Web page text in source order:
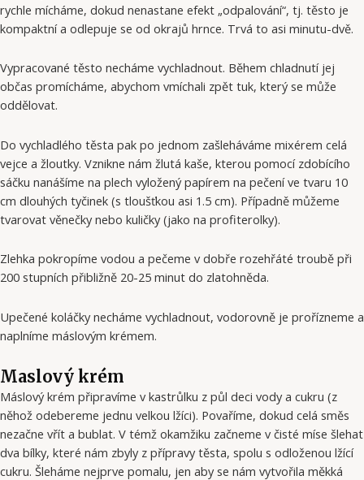
rychle mícháme, dokud nenastane efekt „odpalování“, tj. těsto je
kompaktní a odlepuje se od okrajů hrnce. Trvá to asi minutu-dvě.
Vypracované těsto necháme vychladnout. Během chladnutí jej
občas promícháme, abychom vmíchali zpět tuk, který se může
oddělovat.
Do vychladlého těsta pak po jednom zašleháváme mixérem celá
vejce a žloutky. Vznikne nám žlutá kaše, kterou pomocí zdobícího
sáčku nanášíme na plech vyložený papírem na pečení ve tvaru 10
cm dlouhých tyčinek (s tloušťkou asi 1.5 cm). Případně můžeme
tvarovat věnečky nebo kuličky (jako na profiterolky).
Zlehka pokropíme vodou a pečeme v dobře rozehřáté troubě při
200 stupních přibližně 20-25 minut do zlatohněda.
Upečené koláčky necháme vychladnout, vodorovně je prořízneme a
naplníme máslovým krémem.
Maslový krém
Máslový krém připravíme v kastrůlku z půl deci vody a cukru (z
něhož odebereme jednu velkou lžíci). Povaříme, dokud celá směs
nezačne vřít a bublat. V témž okamžiku začneme v čisté míse šlehat
dva bílky, které nám zbyly z přípravy těsta, spolu s odloženou lžící
cukru. Šleháme nejprve pomalu, jen aby se nám vytvořila měkká